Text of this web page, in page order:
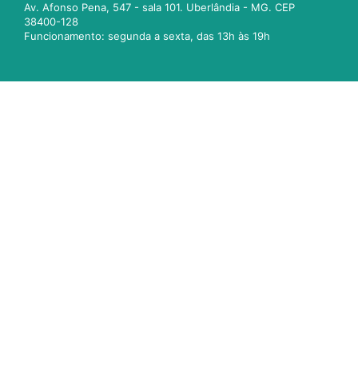
Av. Afonso Pena, 547 - sala 101. Uberlândia - MG. CEP
38400-128
Funcionamento: segunda a sexta, das 13h às 19h